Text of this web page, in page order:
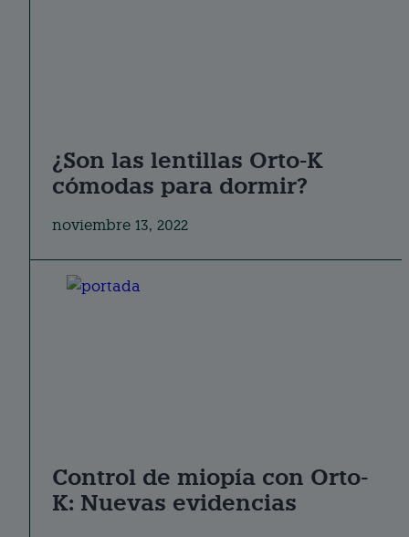
¿Son las lentillas Orto-K
cómodas para dormir?
noviembre 13, 2022
Control de miopía con Orto-
K: Nuevas evidencias